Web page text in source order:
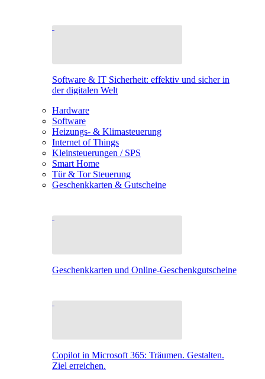
Software & IT Sicherheit: effektiv und sicher in
der digitalen Welt
Hardware
Software
Heizungs- & Klimasteuerung
Internet of Things
Kleinsteuerungen / SPS
Smart Home
Tür & Tor Steuerung
Geschenkkarten & Gutscheine
Geschenkkarten und Online-Geschenkgutscheine
Copilot in Microsoft 365: Träumen. Gestalten.
Ziel erreichen.